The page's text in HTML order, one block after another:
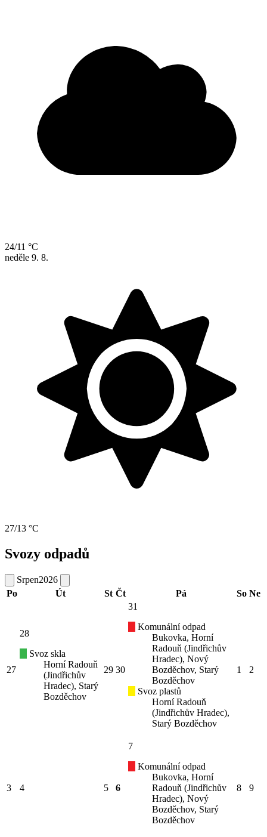
24/11 °C
neděle 9. 8.
27/13 °C
Svozy odpadů
Srpen2026
Po
Út St Čt Pá So Ne
27
28
Svoz skla
Horní Radouň
(Jindřichův
Hradec), Starý
Bozděchov
29 30
31
Komunální odpad
Bukovka, Horní
Radouň (Jindřichův
Hradec), Nový
Bozděchov, Starý
Bozděchov
Svoz plastů
Horní Radouň
(Jindřichův Hradec),
Starý Bozděchov
1 2
3 4 5 6
7
Komunální odpad
Bukovka, Horní
Radouň (Jindřichův
Hradec), Nový
Bozděchov, Starý
Bozděchov
8 9